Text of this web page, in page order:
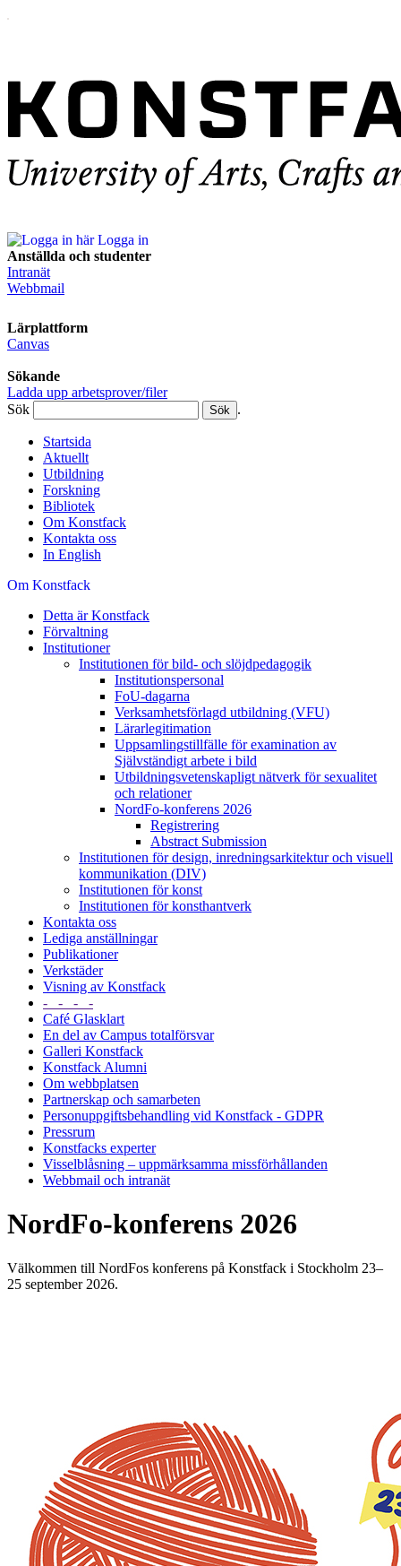
Logga in
Anställda och studenter
Intranät
Webbmail
Lärplattform
Canvas
Sökande
Ladda upp arbetsprover/filer
Sök
.
Startsida
Aktuellt
Utbildning
Forskning
Bibliotek
Om Konstfack
Kontakta oss
In English
Om Konstfack
Detta är Konstfack
Förvaltning
Institutioner
Institutionen för bild- och slöjdpedagogik
Institutionspersonal
FoU-dagarna
Verksamhetsförlagd utbildning (VFU)
Lärarlegitimation
Uppsamlingstillfälle för examination av
Självständigt arbete i bild
Utbildningsvetenskapligt nätverk för sexualitet
och relationer
NordFo-konferens 2026
Registrering
Abstract Submission
Institutionen för design, inredningsarkitektur och visuell
kommunikation (DIV)
Institutionen för konst
Institutionen för konsthantverk
Kontakta oss
Lediga anställningar
Publikationer
Verkstäder
Visning av Konstfack
- - - -
Café Glasklart
En del av Campus totalförsvar
Galleri Konstfack
Konstfack Alumni
Om webbplatsen
Partnerskap och samarbeten
Personuppgiftsbehandling vid Konstfack - GDPR
Pressrum
Konstfacks experter
Visselblåsning – uppmärksamma missförhållanden
Webbmail och intranät
NordFo-konferens 2026
Välkommen till NordFos konferens på Konstfack i Stockholm 23–
25 september 2026.